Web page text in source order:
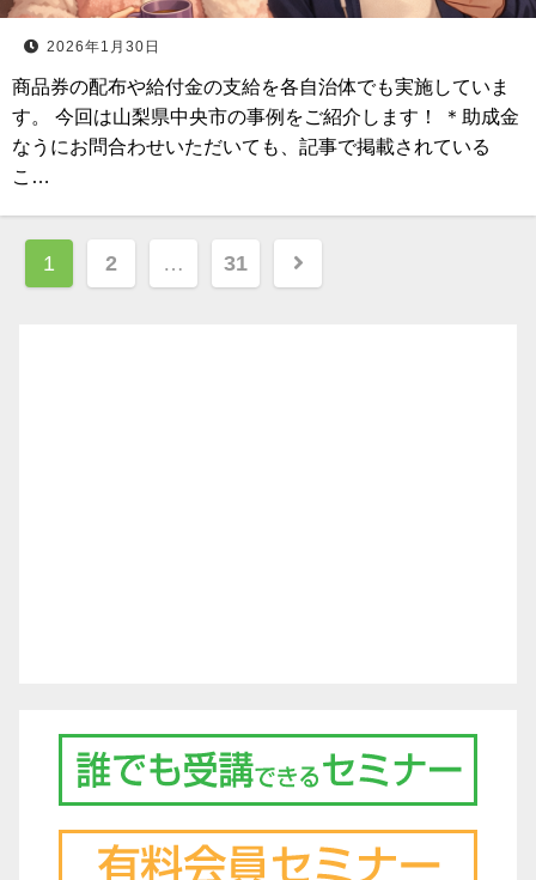
2026年1月30日
商品券の配布や給付金の支給を各自治体でも実施していま
す。 今回は山梨県中央市の事例をご紹介します！ ＊助成金
なうにお問合わせいただいても、記事で掲載されている
こ…
投
稿
1 2 … 31